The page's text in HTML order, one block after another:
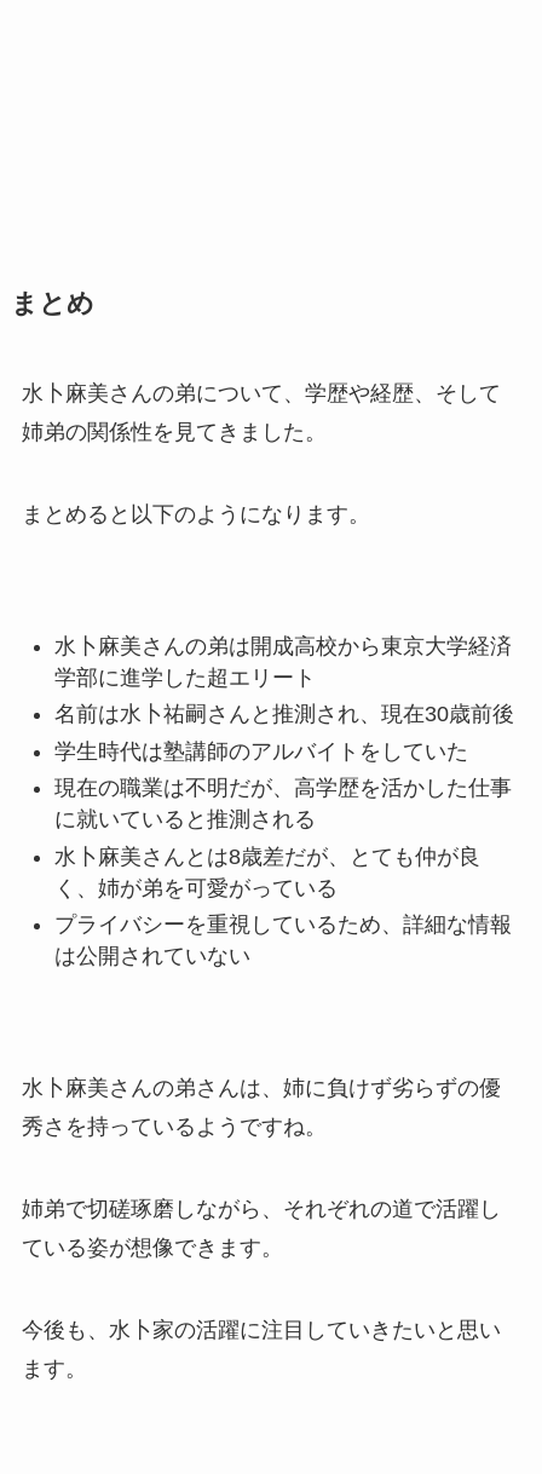
まとめ
水卜麻美さんの弟について、学歴や経歴、そして
姉弟の関係性を見てきました。
まとめると以下のようになります。
水卜麻美さんの弟は開成高校から東京大学経済
学部に進学した超エリート
名前は水卜祐嗣さんと推測され、現在30歳前後
学生時代は塾講師のアルバイトをしていた
現在の職業は不明だが、高学歴を活かした仕事
に就いていると推測される
水卜麻美さんとは8歳差だが、とても仲が良
く、姉が弟を可愛がっている
プライバシーを重視しているため、詳細な情報
は公開されていない
水卜麻美さんの弟さんは、姉に負けず劣らずの優
秀さを持っているようですね。
姉弟で切磋琢磨しながら、それぞれの道で活躍し
ている姿が想像できます。
今後も、水卜家の活躍に注目していきたいと思い
ます。